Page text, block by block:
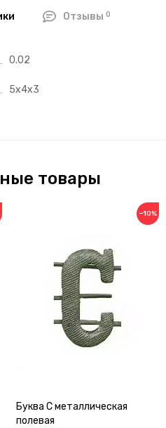
Отзывы 0
0.02
5x4x3
товары
−10%
Буква С металлическая
полевая